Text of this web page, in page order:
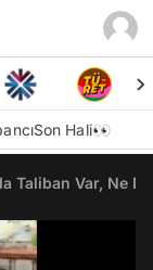
Son Hali👀
Taliban Var, Ne